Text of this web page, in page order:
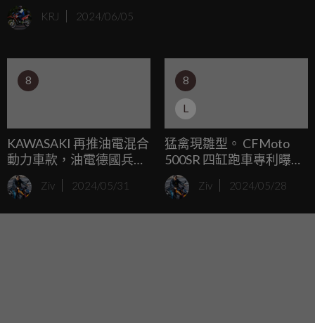
出可以真正電掣風馳的 Elektrode 20 和 Elektrode 20FS！
KRJ 2024/06/05
8
KAWASAKI 再推油電混合
動力車款，油電德國兵、
Versys 專利圖曝光！
Ziv 2024/05/31
8
L
猛禽現雛型。 CFMoto
500SR 四缸跑車專利曝
光，直指 Kawasaki ZX-
4RR！Ziv 2024/05/28